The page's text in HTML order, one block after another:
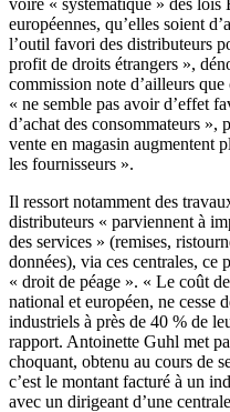
européennes, qu’elles soient
l’outil favori des distributeurs
profit de droits étrangers »,
commission note d’ailleurs
« ne semble pas avoir d’effet
d’achat des consommateurs
vente en magasin augmentent
les fournisseurs ».
Il ressort notamment des
distributeurs « parviennent à
des services » (remises,
données), via ces centrales, ce
« droit de péage ». « Le coût
national et européen, ne cesse
industriels à près de 40 % de
rapport. Antoinette Guhl met
choquant, obtenu au cours de
c’est le montant facturé à un
avec un dirigeant d’une